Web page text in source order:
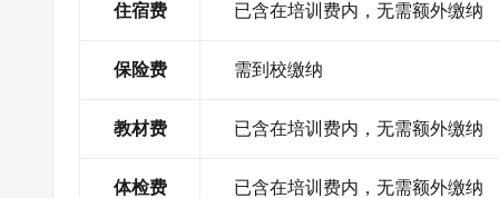
住宿费 已含在培训费内，无需额外缴纳
保险费 需到校缴纳
教材费 已含在培训费内，无需额外缴纳
体检费 已含在培训费内，无需额外缴纳